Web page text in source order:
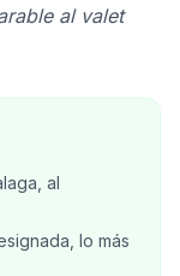
al valet
al
lo más